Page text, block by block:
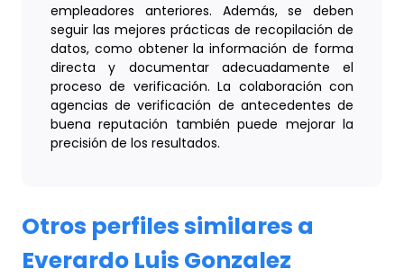
empleadores anteriores. Además, se deben
seguir las mejores prácticas de recopilación de
datos, como obtener la información de forma
directa y documentar adecuadamente el
proceso de verificación. La colaboración con
agencias de verificación de antecedentes de
buena reputación también puede mejorar la
precisión de los resultados.
Otros perfiles similares a
Everardo Luis Gonzalez